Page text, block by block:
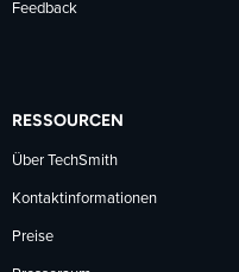
Feedback
RESSOURCEN
Über TechSmith
Kontaktinformationen
Preise